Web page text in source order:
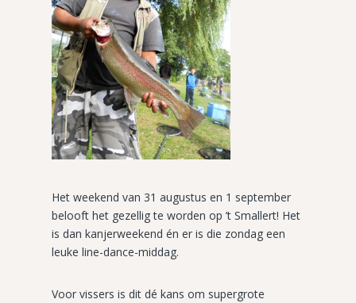
Het weekend van 31 augustus en 1 september
belooft het gezellig te worden op ’t Smallert! Het
is dan kanjerweekend én er is die zondag een
leuke line-dance-middag.
Voor vissers is dit dé kans om supergrote